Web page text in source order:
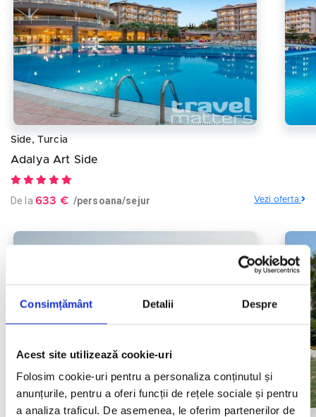
Consimțământ Detalii Despre
Acest site utilizează cookie-uri
Folosim cookie-uri pentru a personaliza conținutul și
anunțurile, pentru a oferi funcții de rețele sociale și pentru
a analiza traficul. De asemenea, le oferim partenerilor de
Side, Turcia
Adalya Art Side
De la 633 € /persoana/sejur Vezi oferta